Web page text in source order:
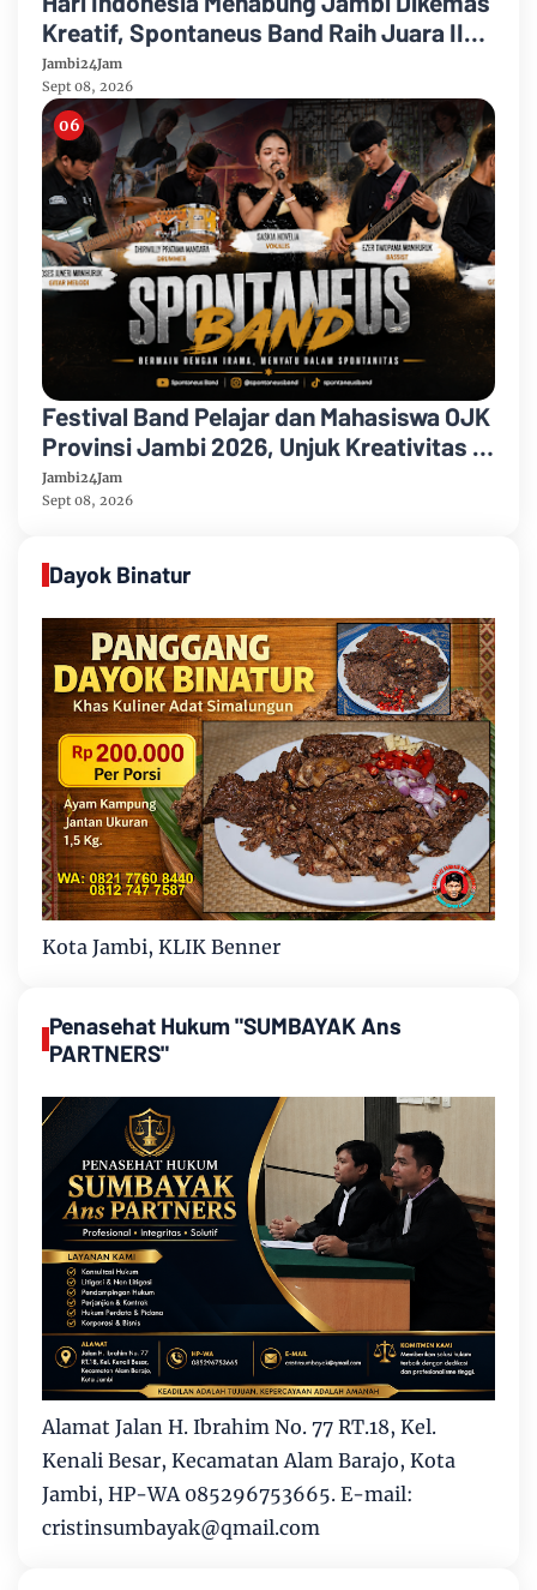
Kreatif, Spontaneus Band Raih Juara II
Festival Band Pelajar dan Mahasiswa
Jambi24Jam
Sept 08, 2026
Festival Band Pelajar dan Mahasiswa OJK
Provinsi Jambi 2026, Unjuk Kreativitas di
Taman Banjuran Budayo, Spontaneus
Band Raih Juara 2
Jambi24Jam
Sept 08, 2026
Dayok Binatur
Kota Jambi, KLIK Benner
Penasehat Hukum "SUMBAYAK Ans
PARTNERS"
Alamat Jalan H. Ibrahim No. 77 RT.18, Kel.
Kenali Besar, Kecamatan Alam Barajo, Kota
Jambi, HP-WA 085296753665. E-mail:
cristinsumbayak@qmail.com